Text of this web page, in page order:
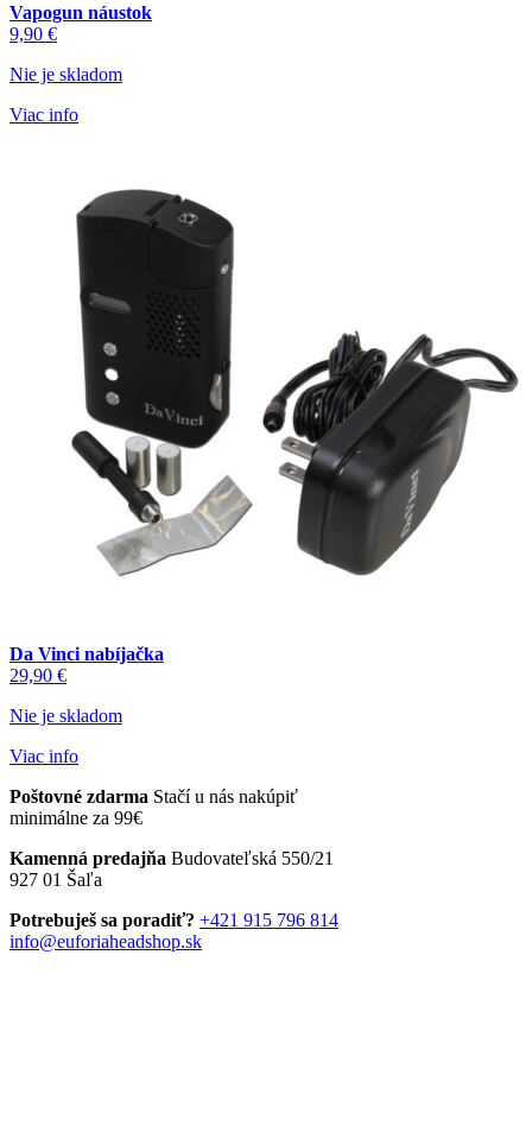
Vapogun náustok
9,90 €
Nie je skladom
Viac info
Da Vinci nabíjačka
29,90 €
Nie je skladom
Viac info
Poštovné zdarma Stačí u nás nakúpiť
minimálne za 99€
Kamenná predajňa Budovateľská 550/21
927 01 Šaľa
Potrebuješ sa poradiť? +421 915 796 814
info@euforiaheadshop.sk